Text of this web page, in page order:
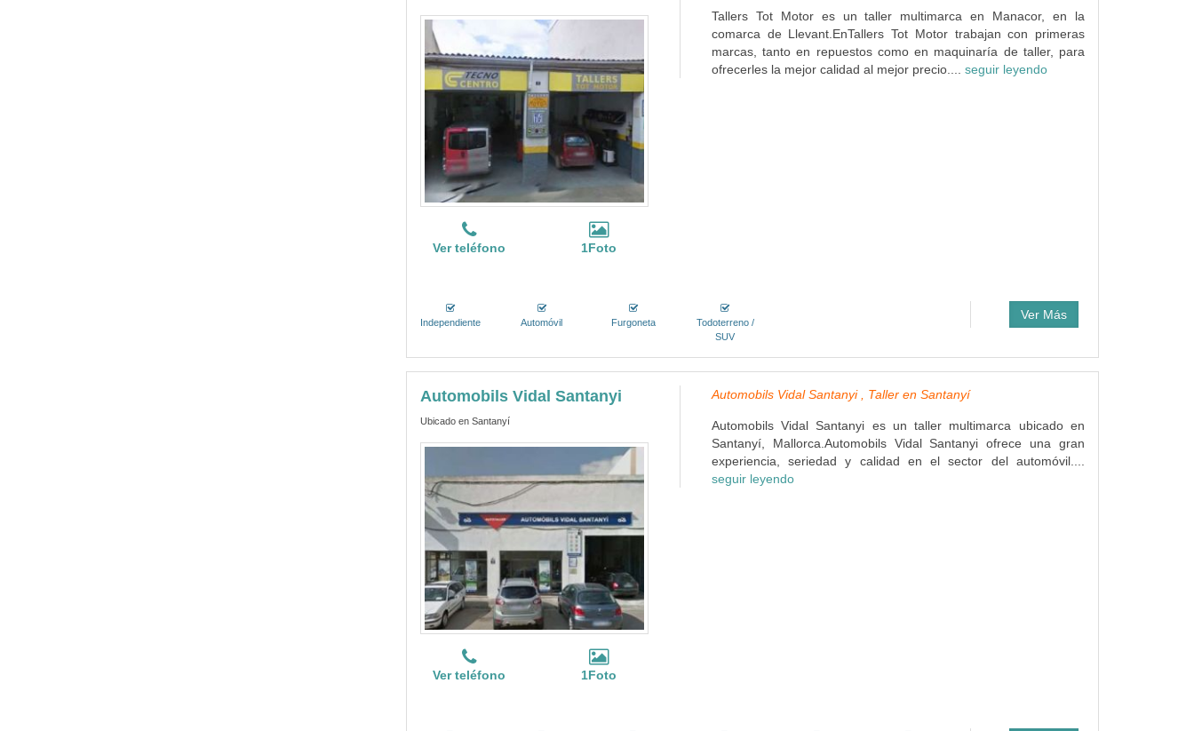
Ver teléfono 1Foto
Tallers Tot Motor es un taller multimarca en Manacor, en la
comarca de Llevant.EnTallers Tot Motor trabajan con primeras
marcas, tanto en repuestos como en maquinaría de taller, para
ofrecerles la mejor calidad al mejor precio.... seguir leyendo
Independiente Automóvil Furgoneta
Todoterreno /
SUV
Ver Más
Automobils Vidal Santanyi
Ubicado en Santanyí
Ver teléfono 1Foto
Automobils Vidal Santanyi , Taller en Santanyí
Automobils Vidal Santanyi es un taller multimarca ubicado en
Santanyí, Mallorca.Automobils Vidal Santanyi ofrece una gran
experiencia, seriedad y calidad en el sector del automóvil....
seguir leyendo